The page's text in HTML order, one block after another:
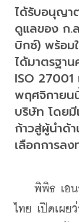
ได้รับอนุญา
ดูแลของ ก.
บิกซ์) พร้อม
ได้มาตรฐา
ISO 27001
พฤศจิกายน
บริษัท โดยมี
ก้าวสู่ผู้นำด้
เลือกการล
พิพิธ เอนก
ไทย เปิดเผย